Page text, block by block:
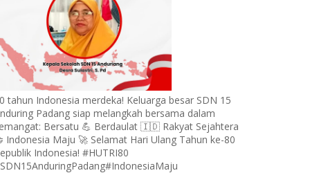
tahun Indonesia merdeka! Keluarga besar SDN 15
Padang siap melangkah bersama dalam
Bersatu 💪 Berdaulat 🇮🇩 Rakyat Sejahtera
Indonesia Maju 🚀 Selamat Hari Ulang Tahun ke-80
Indonesia! #HUTRI80